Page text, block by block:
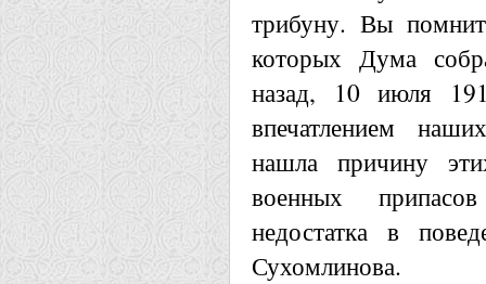
трибуну. Вы
которых Дума
назад, 10 июля
впечатлением
нашла причину
военных
недостатка в
Сухомлинова.